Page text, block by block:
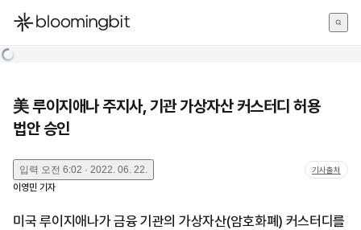
한국어
美 루이지애나 주지사, 기관 가상자산 커스터디 허용
법안 승인
입력 오전 6:02 · 2022. 06. 22. 기사출처
이영민 기자
미국 루이지애나가 금융 기관의 가상자산(암호화폐) 커스터디를